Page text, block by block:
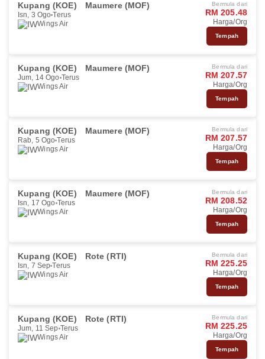
Kupang (KOE) Maumere (MOF)
Isn, 3 Ogo Terus
Wings Air
Bermula dari
RM 205.48
Harga/Org
Tempah
Kupang (KOE) Maumere (MOF)
Jum, 14 Ogo Terus
Wings Air
Bermula dari
RM 207.57
Harga/Org
Tempah
Kupang (KOE) Maumere (MOF)
Rab, 5 Ogo Terus
Wings Air
Bermula dari
RM 207.57
Harga/Org
Tempah
Kupang (KOE) Maumere (MOF)
Isn, 17 Ogo Terus
Wings Air
Bermula dari
RM 208.52
Harga/Org
Tempah
Kupang (KOE) Rote (RTI)
Isn, 7 Sep Terus
Wings Air
Bermula dari
RM 225.25
Harga/Org
Tempah
Kupang (KOE) Rote (RTI)
Jum, 11 Sep Terus
Wings Air
Bermula dari
RM 225.25
Harga/Org
Tempah